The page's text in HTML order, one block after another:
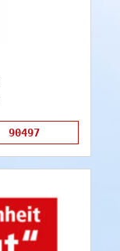
90497